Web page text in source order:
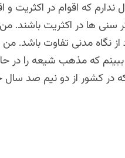
که اقوام در اکثریت و
سنی ها در اکثریت باشند.
از نگاه مدنی تفاوت باشد.
که مذهب شیعه را در
در کشور از دو نیم صد سال